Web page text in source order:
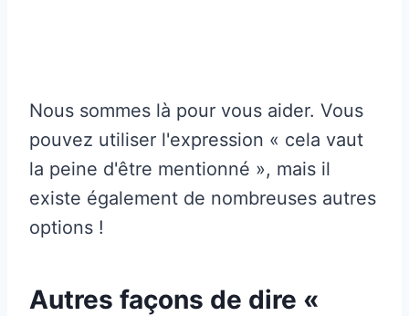
Nous sommes là pour vous aider. Vous
pouvez utiliser l'expression « cela vaut
la peine d'être mentionné », mais il
existe également de nombreuses autres
options !
Autres façons de dire «